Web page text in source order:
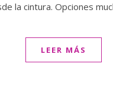
la cintura. Opciones
LEER MÁS